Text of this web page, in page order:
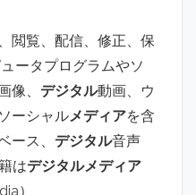
閲覧、配信、修正、保
ータプログラムやソ
像、 デジタル動画、ウ
ーシャルメディアを含
ース、 デジタル音声
はデジタルメディア
）